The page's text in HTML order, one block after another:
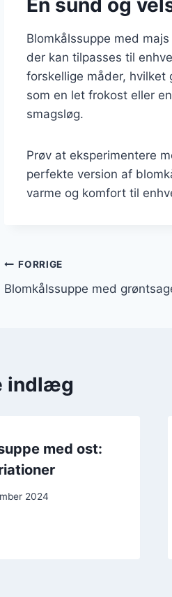
Blomkålssuppe med
der kan tilpasses til
forskellige måder, hvilket
som en let frokost eller
smagsløg.
Prøv at eksperimentere
perfekte version af
varme og komfort til
Indlægsnavigation
FORRIGE
Blomkålssuppe med
indlæg
med ost:
2024